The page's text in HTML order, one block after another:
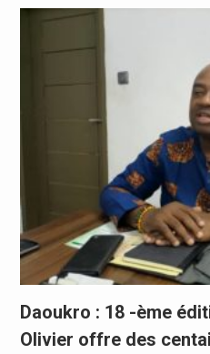
Daoukro : 18 -ème
Olivier offre des